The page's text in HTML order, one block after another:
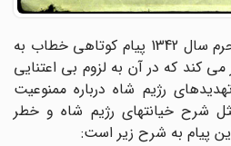
امام‌خمینی در آستانه ماه محرم سال 1342 پیام کوتاهی خطاب به
کند که در آن به لزوم بی اعتنایی
رژیم شاه درباره ممنوعیت
شرح خیانتهای رژیم شاه و خطر
پیام به شرح زیر است: